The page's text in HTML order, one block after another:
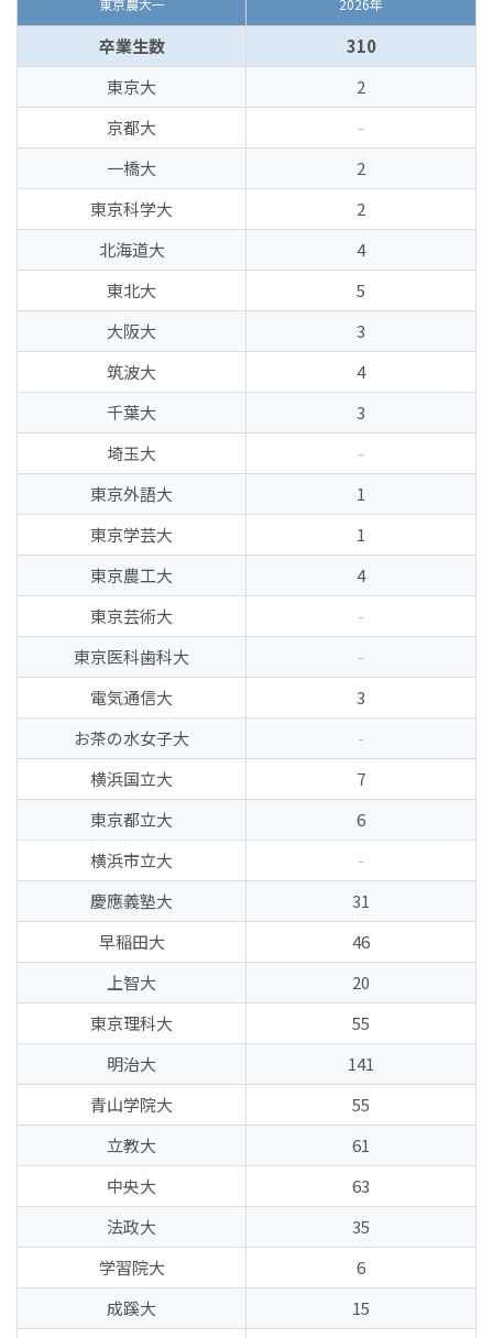
東京農大一 2026年
卒業生数
310
東京大
2
京都大
-
一橋大
2
東京科学大
2
北海道大
4
東北大
5
大阪大
3
筑波大
4
千葉大
3
埼玉大
-
東京外語大
1
東京学芸大
1
東京農工大
4
東京芸術大
-
東京医科歯科大
-
電気通信大
3
お茶の水女子大
-
横浜国立大
7
東京都立大
6
横浜市立大
-
慶應義塾大
31
早稲田大
46
上智大
20
東京理科大
55
明治大
141
青山学院大
55
立教大
61
中央大
63
法政大
35
学習院大
6
成蹊大
15